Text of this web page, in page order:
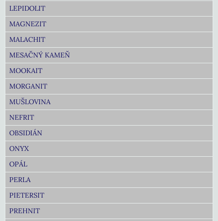
LEPIDOLIT
MAGNEZIT
MALACHIT
MESAČNÝ KAMEŇ
MOOKAIT
MORGANIT
MUŠLOVINA
NEFRIT
OBSIDIÁN
ONYX
OPÁL
PERLA
PIETERSIT
PREHNIT